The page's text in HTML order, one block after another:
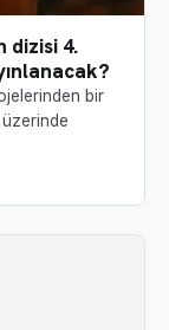
dizisi 4.
bir